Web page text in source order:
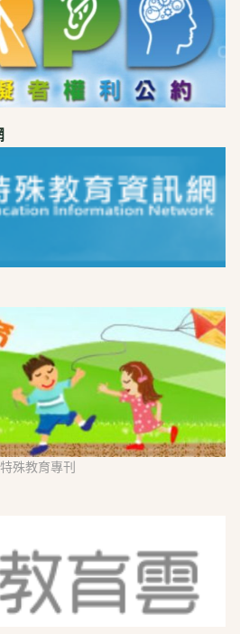
特殊教育專刊